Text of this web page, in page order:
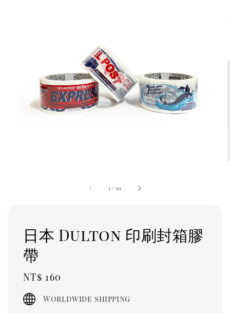
1 / 10
日本 Dulton 印刷封箱膠
帶
Regular
price
NT$ 160
Worldwide shipping